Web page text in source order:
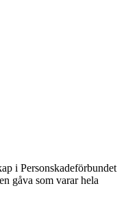
i Personskadeförbundet
gåva som varar hela